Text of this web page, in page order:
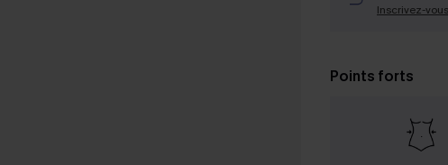
Inscrivez-
Points forts